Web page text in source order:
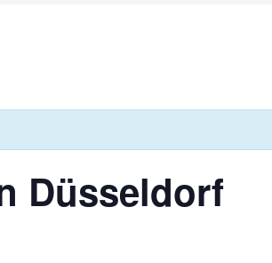
Düsseldorf